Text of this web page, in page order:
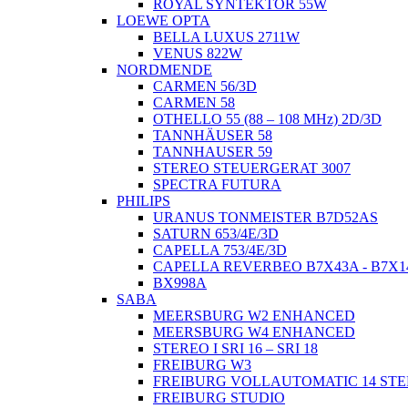
ROYAL SYNTEKTOR 55W
LOEWE OPTA
BELLA LUXUS 2711W
VENUS 822W
NORDMENDE
CARMEN 56/3D
CARMEN 58
OTHELLO 55 (88 – 108 MHz) 2D/3D
TANNHÄUSER 58
TANNHAUSER 59
STEREO STEUERGERAT 3007
SPECTRA FUTURA
PHILIPS
URANUS TONMEISTER B7D52AS
SATURN 653/4E/3D
CAPELLA 753/4E/3D
CAPELLA REVERBEO B7X43A -
BX998A
SABA
MEERSBURG W2 ENHANCED
MEERSBURG W4 ENHANCED
STEREO I SRI 16 – SRI 18
FREIBURG W3
FREIBURG VOLLAUTOMATIC 14
FREIBURG STUDIO